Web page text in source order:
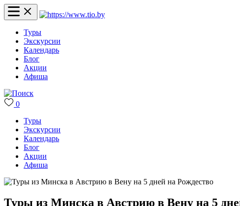
Туры
Экскурсии
Календарь
Блог
Акции
Афиша
0
Туры
Экскурсии
Календарь
Блог
Акции
Афиша
Туры из Минска в Австрию в Вену на 5